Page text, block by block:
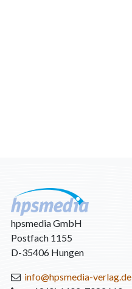
hpsmedia GmbH
Postfach 1155
D-35406 Hungen
info@hpsmedia-verlag.de